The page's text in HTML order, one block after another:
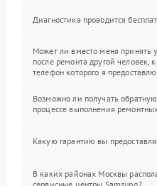
Диагностика проводится
Может ли вместо меня принять
после ремонта другой человек,
телефон которого я
Возможно ли получать
процессе выполнения
Какую гарантию вы
В каких районах Москвы
сервисные центры Samsung?